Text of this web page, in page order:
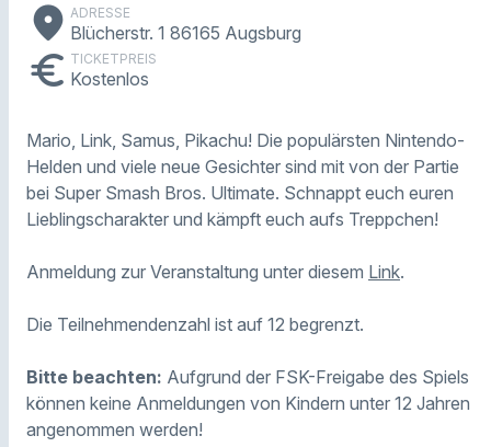
place ADRESSE
Blücherstr. 1 86165 Augsburg
euro TICKETPREIS
Kostenlos
Mario, Link, Samus, Pikachu! Die populärsten Nintendo-
Helden und viele neue Gesichter sind mit von der Partie
bei Super Smash Bros. Ultimate. Schnappt euch euren
Lieblingscharakter und kämpft euch aufs Treppchen!
Anmeldung zur Veranstaltung unter diesem Link.
Die Teilnehmendenzahl ist auf 12 begrenzt.
Bitte beachten: Aufgrund der FSK-Freigabe des Spiels
können keine Anmeldungen von Kindern unter 12 Jahren
angenommen werden!